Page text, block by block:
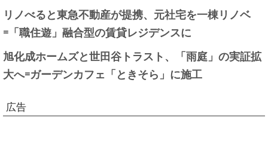
リノべると東急不動産が提携、元社宅を一棟リノベ
=「職住遊」融合型の賃貸レジデンスに
旭化成ホームズと世田谷トラスト、「雨庭」の実証拡
大へ=ガーデンカフェ「ときそら」に施工
広告